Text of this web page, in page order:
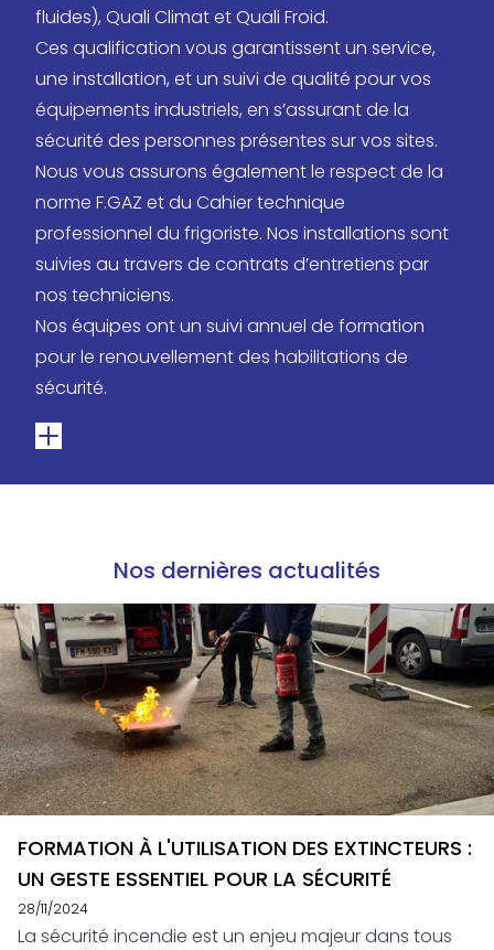
fluides), Quali Climat et Quali Froid.
Ces qualification vous garantissent un service,
une installation, et un suivi de qualité pour vos
équipements industriels, en s’assurant de la
sécurité des personnes présentes sur vos sites.
Nous vous assurons également le respect de la
norme F.GAZ et du Cahier technique
professionnel du frigoriste. Nos installations sont
suivies au travers de contrats d’entretiens par
nos techniciens.
Nos équipes ont un suivi annuel de formation
pour le renouvellement des habilitations de
sécurité.
Nos dernières actualités
FORMATION À L'UTILISATION DES EXTINCTEURS :
UN GESTE ESSENTIEL POUR LA SÉCURITÉ
28/11/2024
La sécurité incendie est un enjeu majeur dans tous